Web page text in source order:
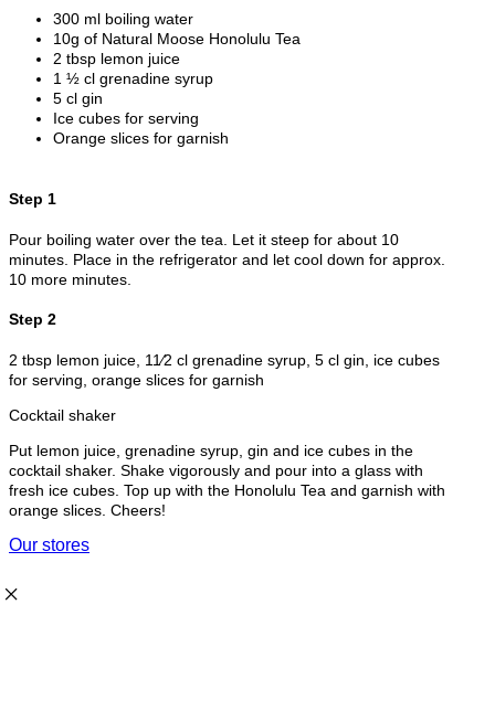
300 ml boiling water
10g of Natural Moose Honolulu Tea
2 tbsp lemon juice
1 ½ cl grenadine syrup
5 cl gin
Ice cubes for serving
Orange slices for garnish
Step 1
Pour boiling water over the tea. Let it steep for about 10
minutes. Place in the refrigerator and let cool down for approx.
10 more minutes.
Step 2
2 tbsp lemon juice, 11⁄2 cl grenadine syrup, 5 cl gin, ice cubes
for serving, orange slices for garnish
Cocktail shaker
Put lemon juice, grenadine syrup, gin and ice cubes in the
cocktail shaker. Shake vigorously and pour into a glass with
fresh ice cubes. Top up with the Honolulu Tea and garnish with
orange slices. Cheers!
Our stores